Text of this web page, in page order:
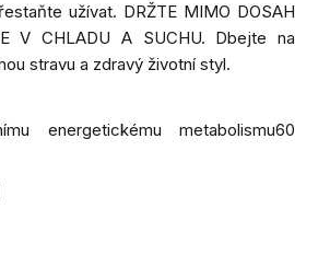
užívat. DRŽTE MIMO DOSAH
V CHLADU A SUCHU. Dbejte na
stravu a zdravý životní styl.
energetickému metabolismu60